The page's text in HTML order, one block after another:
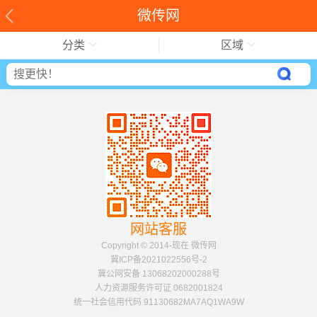
微传网
分类 区域
网站客服
Copyright © 2014-现在 微传网
冀ICP备2021022556号-2
冀公网安备 13068202000288号
人力资源服务许可证 0682001824
统一社会信用代码 91130682MA7AQ1WA9W